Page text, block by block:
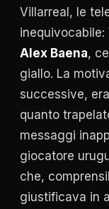
Villarreal, le
inequivocabile:
Alex Baena,
giallo. La
successive,
quanto
messaggi
giocatore
che,
giustificava in